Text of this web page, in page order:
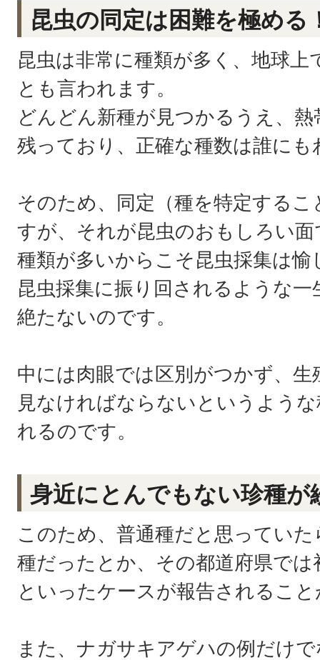
昆虫の同定は困難を極める
昆虫は非常に種類が多く、地球上
とも言われます。
どんどん新種が見つかるうえ、
残っており、正確な種数は誰に
そのため、同定（種を特定する
すが、それが昆虫のおもしろい
種類が多いからこそ昆虫採集は
昆虫採集に振り回されるような
絶たないのです。
中には肉眼では区別がつかず、
見なければならないというよう
れるのです。
身近にとんでもない珍種が
このため、普通種だと思ってい
種だったとか、その都道府県で
といったケースが報告されるこ
また、ナガサキアゲハの例だけ